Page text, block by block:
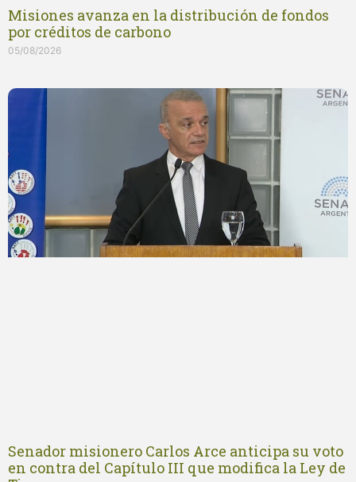
Misiones avanza en la distribución de fondos
por créditos de carbono
05/08/2026
Senador misionero Carlos Arce anticipa su voto
en contra del Capítulo III que modifica la Ley de